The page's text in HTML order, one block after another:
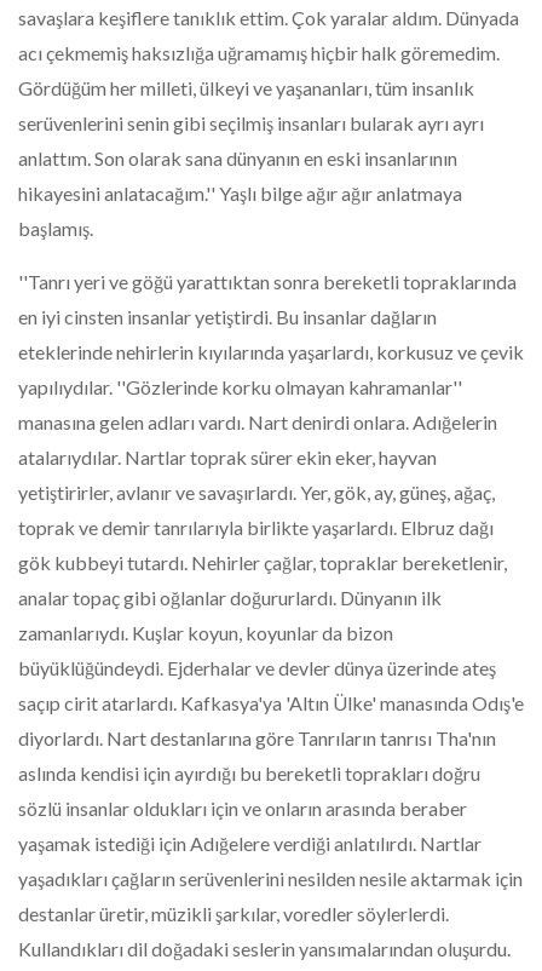
savaşlara keşiflere tanıklık ettim. Çok yaralar aldım. Dünyada
acı çekmemiş haksızlığa uğramamış hiçbir halk göremedim.
Gördüğüm her milleti, ülkeyi ve yaşananları, tüm insanlık
serüvenlerini senin gibi seçilmiş insanları bularak ayrı ayrı
anlattım. Son olarak sana dünyanın en eski insanlarının
hikayesini anlatacağım.'' Yaşlı bilge ağır ağır anlatmaya
başlamış.
''Tanrı yeri ve göğü yarattıktan sonra bereketli topraklarında
en iyi cinsten insanlar yetiştirdi. Bu insanlar dağların
eteklerinde nehirlerin kıyılarında yaşarlardı, korkusuz ve çevik
yapılıydılar. ''Gözlerinde korku olmayan kahramanlar''
manasına gelen adları vardı. Nart denirdi onlara. Adığelerin
atalarıydılar. Nartlar toprak sürer ekin eker, hayvan
yetiştirirler, avlanır ve savaşırlardı. Yer, gök, ay, güneş, ağaç,
toprak ve demir tanrılarıyla birlikte yaşarlardı. Elbruz dağı
gök kubbeyi tutardı. Nehirler çağlar, topraklar bereketlenir,
analar topaç gibi oğlanlar doğururlardı. Dünyanın ilk
zamanlarıydı. Kuşlar koyun, koyunlar da bizon
büyüklüğündeydi. Ejderhalar ve devler dünya üzerinde ateş
saçıp cirit atarlardı. Kafkasya'ya 'Altın Ülke' manasında Odış'e
diyorlardı. Nart destanlarına göre Tanrıların tanrısı Tha'nın
aslında kendisi için ayırdığı bu bereketli toprakları doğru
sözlü insanlar oldukları için ve onların arasında beraber
yaşamak istediği için Adığelere verdiği anlatılırdı. Nartlar
yaşadıkları çağların serüvenlerini nesilden nesile aktarmak için
destanlar üretir, müzikli şarkılar, voredler söylerlerdi.
Kullandıkları dil doğadaki seslerin yansımalarından oluşurdu.